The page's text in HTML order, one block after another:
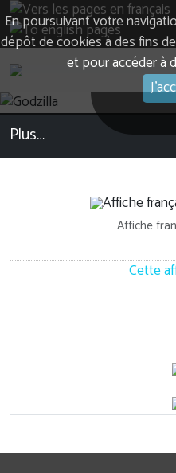
En poursuivant votre
dépôt de cookies à des fins
et pour accéder à
Plus…
Affiche
Cette